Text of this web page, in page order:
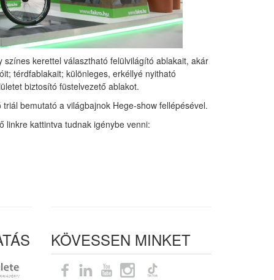
kerettel választható felülvilágító ablakait, akár
térdfablakait; különleges, erkéllyé nyitható
biztosító füstelvezető ablakot.
bemutató a világbajnok Hege-show fellépésével.
linkre kattintva tudnak igénybe venni:
KÖVESSEN MINKET